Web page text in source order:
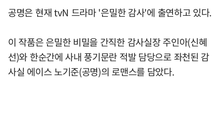
공명은 현재 tvN 드라마 '은밀한 감사'에 출연하고 있다.
이 작품은 은밀한 비밀을 간직한 감사실장 주인아(신혜
선)와 한순간에 사내 풍기문란 적발 담당으로 좌천된 감
사실 에이스 노기준(공명)의 로맨스를 담았다.